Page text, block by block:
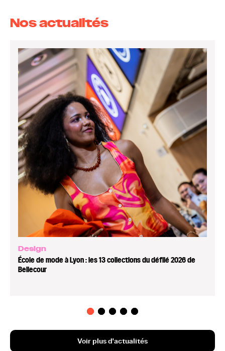
Nos actualités
Design
École de mode à Lyon : les 13 collections du défilé 2026 de
Bellecour
Voir plus d'actualités